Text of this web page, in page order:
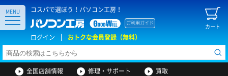
コスパで選ぼう！パソコン工房！
カート
ご利用ガイド
ログイン おトクな会員登録（無料）
MENU
全国店舗情報 修理・サポート 買取